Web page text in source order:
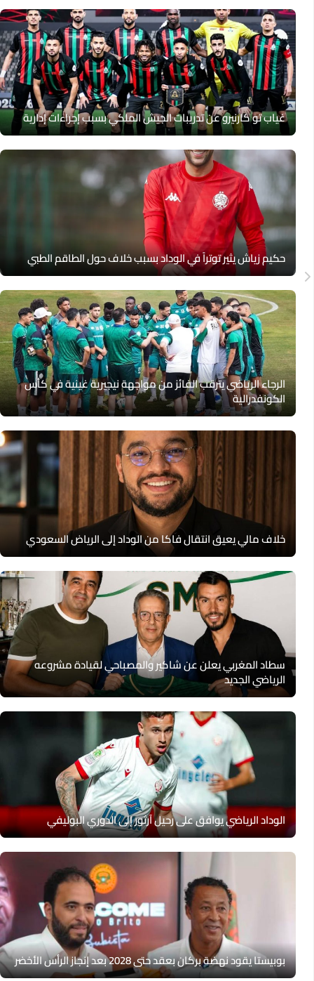
غياب تو كارنيرو عن تدريبات الجيش الملكي بسبب إجراءات إدارية
حكيم زياش يثير توتراً في الوداد بسبب خلاف حول الطاقم الطبي
الرجاء الرياضي يترقب الفائز من مواجهة نيجيرية غينية في كأس
الكونفدرالية
خلاف مالي يعيق انتقال فاكا من الوداد إلى الرياض السعودي
سطاد المغربي يعلن عن شاكير والمصباحي لقيادة مشروعه
الرياضي الجديد
الوداد الرياضي يوافق على رحيل آرثور إلى الدوري البوليفي
بوبيستا يقود نهضة بركان بعقد حتى 2028 بعد إنجاز الرأس الأخضر